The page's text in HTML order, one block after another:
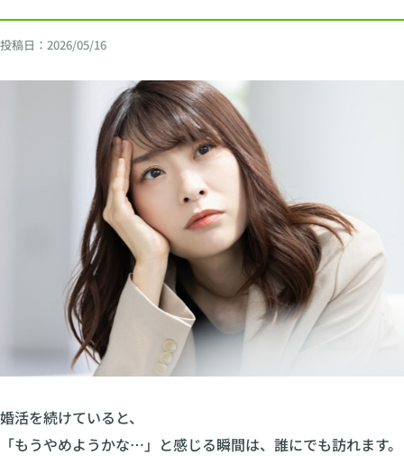
投稿日： 2026/05/16
婚活を続けていると、
「もうやめようかな…」と感じる瞬間は、誰にでも訪れます。